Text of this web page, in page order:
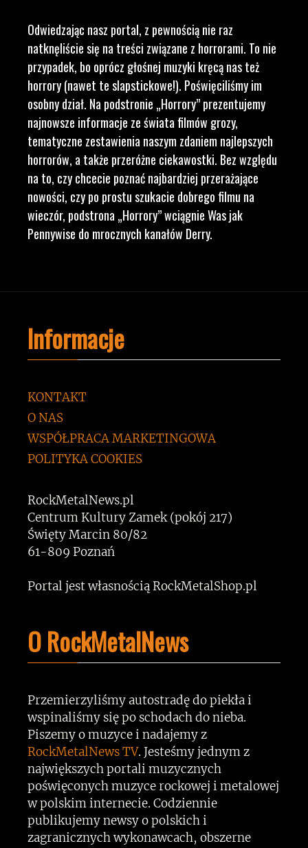
Odwiedzając nasz portal, z pewnością nie raz
natknęliście się na treści związane z horrorami. To nie
przypadek, bo oprócz głośnej muzyki kręcą nas też
horrory (nawet te slapstickowe!). Poświęciliśmy im
osobny dział. Na podstronie „Horrory” prezentujemy
najnowsze informacje ze świata filmów grozy,
tematyczne zestawienia naszym zdaniem najlepszych
horrorów, a także przeróżne ciekawostki. Bez względu
na to, czy chcecie poznać najbardziej przerażające
nowości, czy po prostu szukacie dobrego filmu na
wieczór, podstrona „Horrory” wciągnie Was jak
Pennywise do mrocznych kanałów Derry.
Informacje
KONTAKT
O NAS
WSPÓŁPRACA MARKETINGOWA
POLITYKA COOKIES
RockMetalNews.pl
Centrum Kultury Zamek (pokój 217)
Święty Marcin 80/82
61-809 Poznań
Portal jest własnością RockMetalShop.pl
O RockMetalNews
Przemierzyliśmy autostradę do piekła i
wspinaliśmy się po schodach do nieba.
Piszemy o muzyce i nadajemy z
RockMetalNews TV. Jesteśmy jednym z
największych portali muzycznych
poświęconych muzyce rockowej i metalowej
w polskim internecie. Codziennie
publikujemy newsy o polskich i
zagranicznych wykonawcach, obszerne